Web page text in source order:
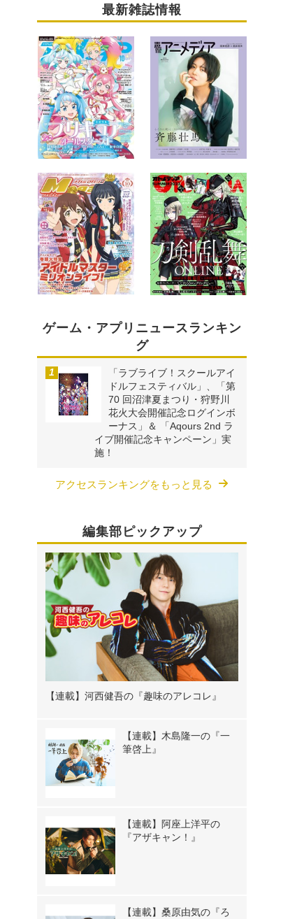
最新雑誌情報
ゲーム・アプリニュースランキン
グ
「ラブライブ！スクールアイ
ドルフェスティバル」、「第
70 回沼津夏まつり・狩野川
花火大会開催記念ログインボ
ーナス」＆ 「Aqours 2nd ラ
イブ開催記念キャンペーン」実
施！
アクセスランキングをもっと見る
編集部ピックアップ
【連載】河西健吾の『趣味のアレコレ』
【連載】木島隆一の『一
筆啓上』
【連載】阿座上洋平の
『アザキャン！』
【連載】桑原由気の『ろ